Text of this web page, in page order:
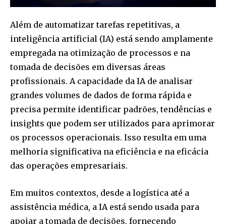
Além de automatizar tarefas repetitivas, a
inteligência artificial (IA) está sendo amplamente
empregada na otimização de processos e na
tomada de decisões em diversas áreas
profissionais. A capacidade da IA de analisar
grandes volumes de dados de forma rápida e
precisa permite identificar padrões, tendências e
insights que podem ser utilizados para aprimorar
os processos operacionais. Isso resulta em uma
melhoria significativa na eficiência e na eficácia
das operações empresariais.
Em muitos contextos, desde a logística até a
assistência médica, a IA está sendo usada para
apoiar a tomada de decisões, fornecendo